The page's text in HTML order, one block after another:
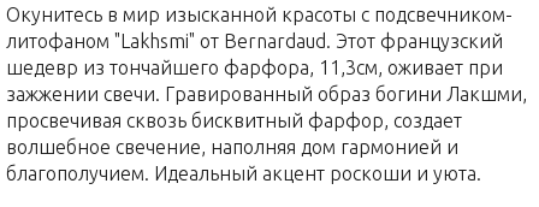
Материал
Фарфор
Объем / Размер
11,3см
Окунитесь в мир изысканной красоты с подсвечником-
литофаном "Lakhsmi" от Bernardaud. Этот французский
шедевр из тончайшего фарфора, 11,3см, оживает при
зажжении свечи. Гравированный образ богини Лакшми,
просвечивая сквозь бисквитный фарфор, создает
волшебное свечение, наполняя дом гармонией и
благополучием. Идеальный акцент роскоши и уюта.